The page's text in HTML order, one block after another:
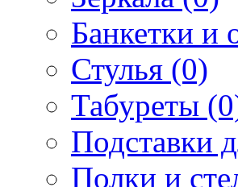
Банкетки и
Стулья (0)
Табуреты
Подставки
Полки и